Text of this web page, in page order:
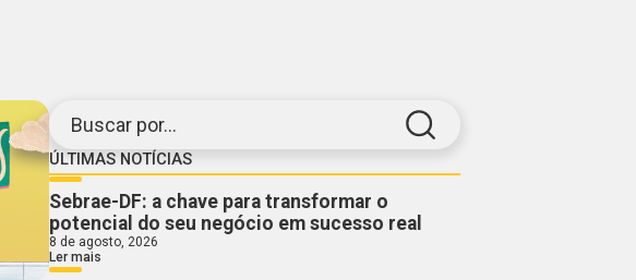
Buscar por...
ÚLTIMAS NOTÍCIAS
Sebrae-DF: a chave para transformar o
potencial do seu negócio em sucesso real
8 de agosto, 2026
Ler mais